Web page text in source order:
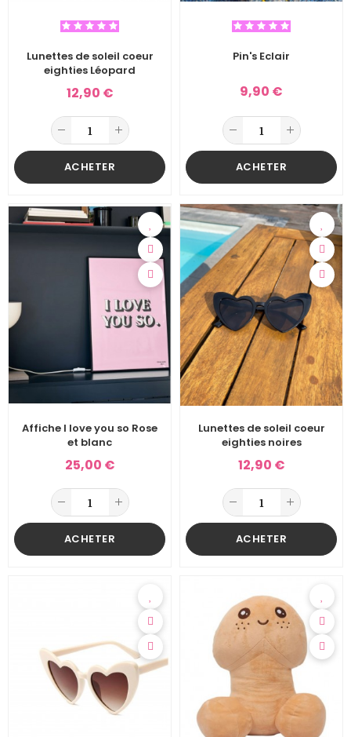
Lunettes de soleil coeur
eighties Léopard
12,90 €
ACHETER
Pin's Eclair
9,90 €
ACHETER
Affiche I love you so Rose
et blanc
25,00 €
ACHETER
Lunettes de soleil coeur
eighties noires
12,90 €
ACHETER